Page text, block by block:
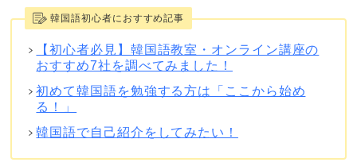
韓国語初心者におすすめ記事
【初心者必見】韓国語教室・オンライン講座の
おすすめ7社を調べてみました！
初めて韓国語を勉強する方は「ここから始め
る！」
韓国語で自己紹介をしてみたい！